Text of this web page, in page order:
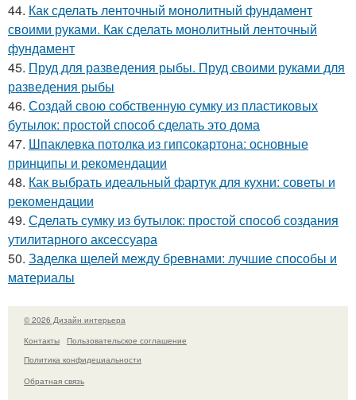
44. Как сделать ленточный монолитный фундамент
своими руками. Как сделать монолитный ленточный
фундамент
45. Пруд для разведения рыбы. Пруд своими руками для
разведения рыбы
46. Создай свою собственную сумку из пластиковых
бутылок: простой способ сделать это дома
47. Шпаклевка потолка из гипсокартона: основные
принципы и рекомендации
48. Как выбрать идеальный фартук для кухни: советы и
рекомендации
49. Сделать сумку из бутылок: простой способ создания
утилитарного аксессуара
50. Заделка щелей между бревнами: лучшие способы и
материалы
© 2026 Дизайн интерьера
Контакты
Пользовательское соглашение
Политика конфидециальности
Обратная связь